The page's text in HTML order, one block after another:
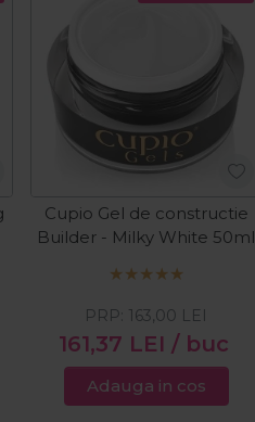
Cupio Gel de constructie
Builder - Milky White 50ml
161,37 LEI / buc
PRP: 163,00 LEI
Adauga in cos